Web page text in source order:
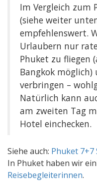
Im Vergleich zum
(siehe weiter
empfehlenswert.
Urlaubern nur
Phuket zu fliegen
Bangkok
verbringen –
Natürlich kann
am zweiten Tag
Hotel einchecken.
Siehe auch: Phuket 7+7
In Phuket haben wir
Reisebegleiterinnen.